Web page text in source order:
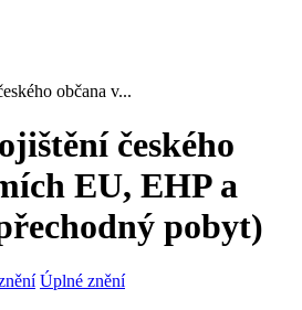
občana v...
českého
EU, EHP a
pobyt)
Úplné znění